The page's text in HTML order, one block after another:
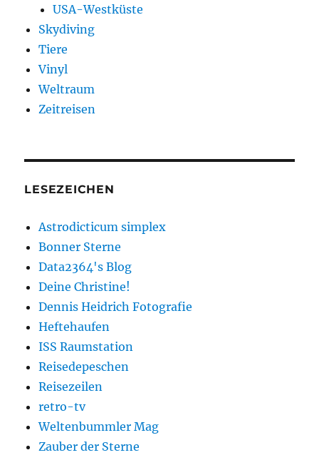
USA-Westküste
Skydiving
Tiere
Vinyl
Weltraum
Zeitreisen
LESEZEICHEN
Astrodicticum simplex
Bonner Sterne
Data2364's Blog
Deine Christine!
Dennis Heidrich Fotografie
Heftehaufen
ISS Raumstation
Reisedepeschen
Reisezeilen
retro-tv
Weltenbummler Mag
Zauber der Sterne